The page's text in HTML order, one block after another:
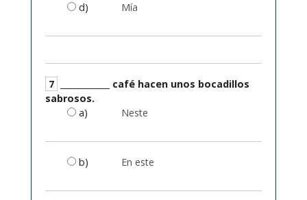
d) Mía
7
sabrosos.
a)
Neste
b) En este